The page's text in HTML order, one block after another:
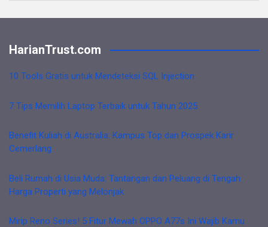
HarianTrust.com
10 Tools Gratis untuk Mendeteksi SQL Injection
7 Tips Memilih Laptop Terbaik untuk Tahun 2025
Benefit Kuliah di Australia: Kampus Top dan Prospek Karir
Cemerlang
Beli Rumah di Usia Muda: Tantangan dan Peluang di Tengah
Harga Properti yang Melonjak
Mirip Reno Series! 5 Fitur Mewah OPPO A77s Ini Wajib Kamu